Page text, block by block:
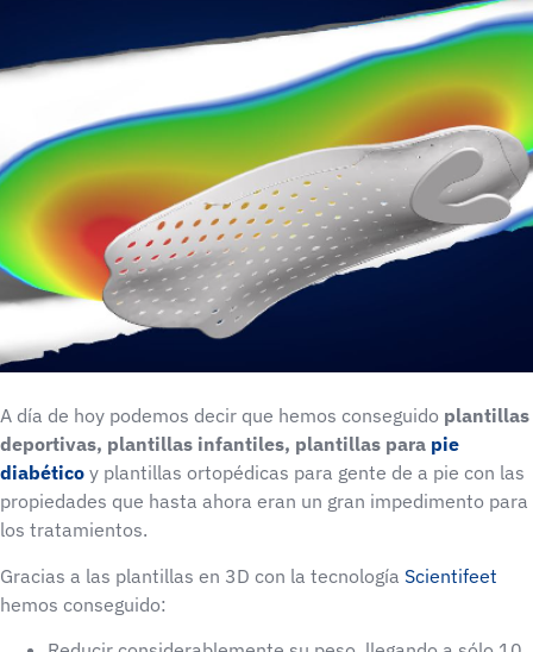
A día de hoy podemos decir que hemos conseguido plantillas
deportivas, plantillas infantiles, plantillas para pie
diabético y plantillas ortopédicas para gente de a pie con las
propiedades que hasta ahora eran un gran impedimento para
los tratamientos.
Gracias a las plantillas en 3D con la tecnología Scientifeet
hemos conseguido: